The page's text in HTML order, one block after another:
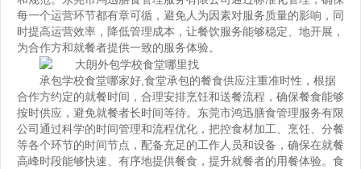
每一个运营环节都有章可循，避免人为因素对服务质量的影响，同
时提高运营效率，降低管理成本，让餐饮服务能够稳定、地开展，
为合作方和就餐者提供一致的服务体验。
承包学校食堂哪家好,食堂承包的餐食供应注重准时性，根据
合作方约定的就餐时间，合理安排烹饪和送餐流程，确保餐食能够
按时供应，避免就餐者长时间等待。东莞市鸿迅膳食管理服务有限
公司通过科学的时间管理和流程优化，把控食材加工、烹饪、分餐
等各个环节的时间节点，配备充足的工作人员和设备，确保在就餐
高峰时段能够快速、有序地提供餐食，提升就餐者的用餐体验。食